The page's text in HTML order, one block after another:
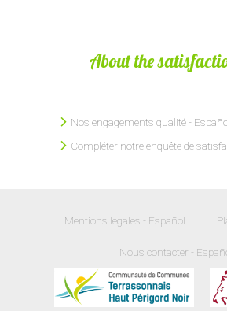
About the
Nos engagements qualité -
Compléter notre enquête de
Mentions légales - Español
Nous contacter -